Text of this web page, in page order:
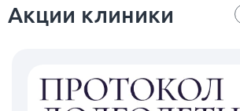
Акции клиники